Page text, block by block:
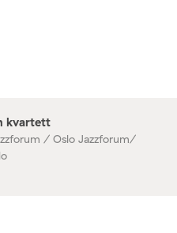
kvartett
/ Oslo Jazzforum/